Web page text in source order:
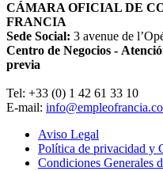
CÁMARA OFICIAL DE
FRANCIA
Sede Social: 3 avenue de
Centro de Negocios -
previa
Tel: +33 (0) 1 42 61 33 10
E-mail:
Aviso Legal
Política de privacidad y
Condiciones Generales